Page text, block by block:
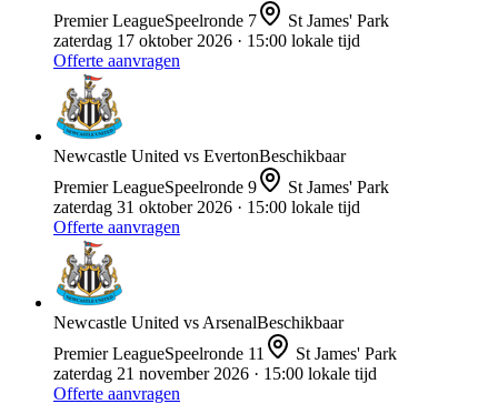
Premier LeagueSpeelronde 7
St James' Park
zaterdag 17 oktober 2026 · 15:00 lokale tijd
Offerte aanvragen
Newcastle United vs EvertonBeschikbaar
Premier LeagueSpeelronde 9
St James' Park
zaterdag 31 oktober 2026 · 15:00 lokale tijd
Offerte aanvragen
Newcastle United vs ArsenalBeschikbaar
Premier LeagueSpeelronde 11
St James' Park
zaterdag 21 november 2026 · 15:00 lokale tijd
Offerte aanvragen